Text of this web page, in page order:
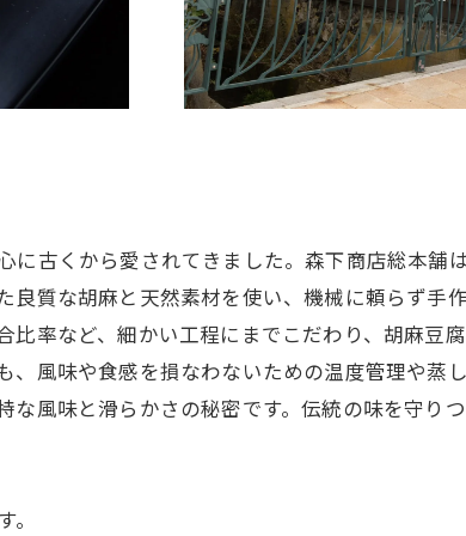
古くから愛されてきました。森下商店総本舗
質な胡麻と天然素材を使い、機械に頼らず手
率など、細かい工程にまでこだわり、胡麻豆
風味や食感を損なわないための温度管理や蒸
風味と滑らかさの秘密です。伝統の味を守り